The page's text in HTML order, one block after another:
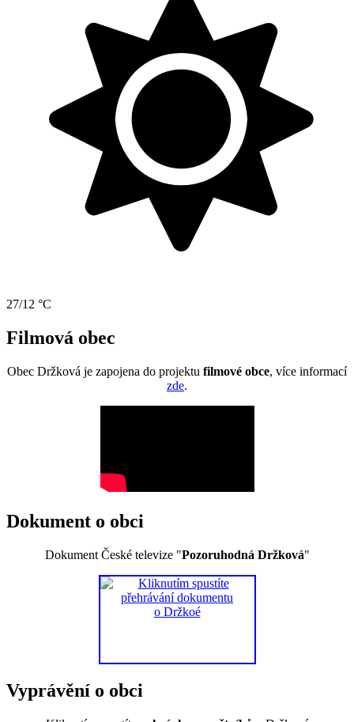
27/12 °C
Filmová obec
Obec Držková je zapojena do projektu filmové obce, více informací
zde.
Dokument o obci
Dokument České televize "Pozoruhodná Držková"
Vyprávění o obci